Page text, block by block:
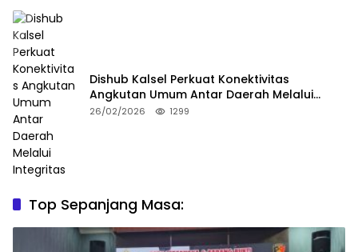
Dishub Kalsel Perkuat Konektivitas
Angkutan Umum Antar Daerah Melalui
Integritas
26/02/2026 1299
Top Sepanjang Masa: